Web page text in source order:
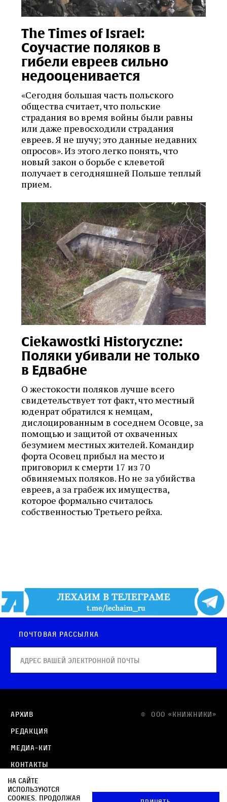
The Times of Israel:
Соучастие поляков в
гибели евреев сильно
недооценивается
«Сегодня большая часть польского
общества считает, что польские
страдания во время войны были равны
или даже превосходили страдания
евреев. Я не шучу; это данные недавних
опросов». Из этого легко понять, что
новый закон о борьбе с клеветой
получает в сегодняшней Польше теплый
прием.
Ciekawostki Historyczne:
Поляки убивали не только
в Едвабне
О жестокости поляков лучше всего
свидетельствует тот факт, что местный
юденрат обратился к немцам,
дислоцированным в соседнем Осовце, за
помощью и защитой от охваченных
безумием местных жителей. Командир
форта Осовец прибыл на место и
приговорил к смерти 17 из 70
обвиняемых поляков. Но не за убийства
евреев, а за грабеж их имущества,
которое формально считалось
собственностью Третьего рейха.
Почтовая рассылка
© OOO «КНИЖНИКИ»
Архив
Редакция
Медиа-кит
Контакты
Политика в отношении обработки персональных
данных
На сайте
используются
cookies. Продолжая